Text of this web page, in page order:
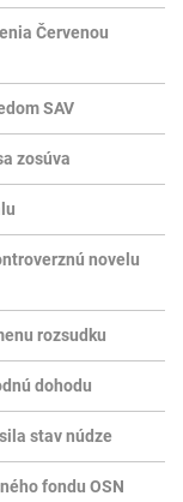
Červenou
SAV
zosúva
novelu
rozsudku
dohodu
stav núdze
fondu OSN